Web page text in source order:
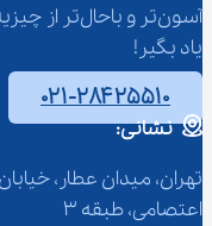
یاد بگیر!
۰۲۱-۲۸۴۲۵۵۱۰
نشانی:
اعتصامی، طبقه 3